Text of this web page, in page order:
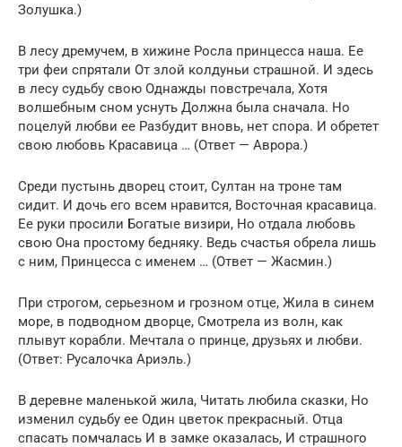
Золушка.)
В лесу дремучем, в хижине Росла принцесса наша. Ее
три феи спрятали От злой колдуньи страшной. И здесь
в лесу судьбу свою Однажды повстречала, Хотя
волшебным сном уснуть Должна была сначала. Но
поцелуй любви ее Разбудит вновь, нет спора. И обретет
свою любовь Красавица … (Ответ — Аврора.)
Среди пустынь дворец стоит, Султан на троне там
сидит. И дочь его всем нравится, Восточная красавица.
Ее руки просили Богатые визири, Но отдала любовь
свою Она простому бедняку. Ведь счастья обрела лишь
с ним, Принцесса с именем … (Ответ — Жасмин.)
При строгом, серьезном и грозном отце, Жила в синем
море, в подводном дворце, Смотрела из волн, как
плывут корабли. Мечтала о принце, друзьях и любви.
(Ответ: Русалочка Ариэль.)
В деревне маленькой жила, Читать любила сказки, Но
изменил судьбу ее Один цветок прекрасный. Отца
спасать помчалась И в замке оказалась, И страшного